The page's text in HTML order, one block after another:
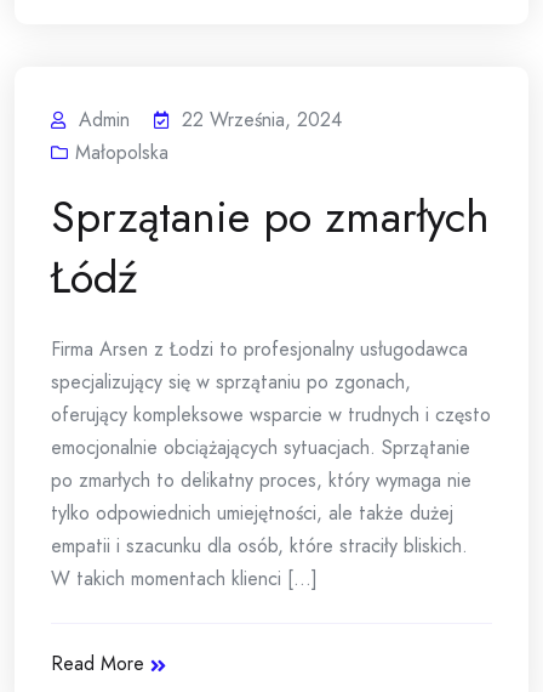
Admin
22 Września, 2024
Małopolska
Sprzątanie po zmarłych
Łódź
Firma Arsen z Łodzi to profesjonalny usługodawca
specjalizujący się w sprzątaniu po zgonach,
oferujący kompleksowe wsparcie w trudnych i często
emocjonalnie obciążających sytuacjach. Sprzątanie
po zmarłych to delikatny proces, który wymaga nie
tylko odpowiednich umiejętności, ale także dużej
empatii i szacunku dla osób, które straciły bliskich.
W takich momentach klienci [...]
Read More